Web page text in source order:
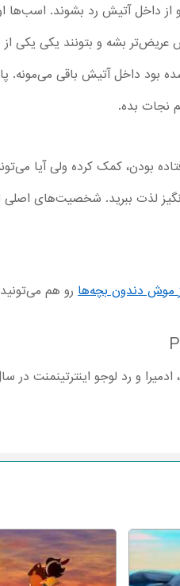
داخل آتیش رد بشوند. اسب‌ها
عریض‌تر بشه و بتونند یکی یکی
داخل آتیش باقی می‌مونه.
نجات بده.
بودن، کمک کرده ولی آیا
لذت ببرید. شخصیت‌های اصلی
موش دندون بچه‌ها رو هم
لوجو اینترتینمنت در سال 2004